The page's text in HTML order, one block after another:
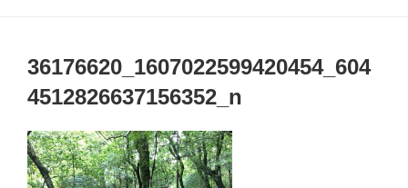
36176620_1607022599420454_604
4512826637156352_n